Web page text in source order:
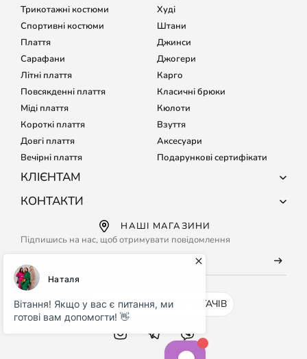
КЛІЄНТАМ
Про компанію
Обмін і повернення
Часті питання
Договір оферти
Умови використання сайту
Бонусна програма
Трикотажні костюми
Спортивні костюми
Плаття
Сарафани
Літні плаття
Повсякденні плаття
Міді плаття
Короткі плаття
Довгі плаття
Вечірні плаття
Худі
Штани
Джинси
Джогери
Карго
Класичні брюки
Кюлоти
Взуття
Аксесуари
Подарункові сертифікати
КОНТАКТИ
+38 (067) 127-68-15
+38 (067) 133-64-80
info@maritel.com.ua
НАШІ МАГАЗИНИ
INSTAGRAM - 500K ЧИТАЧІВ
Підпишись на нас, щоб отримувати повідомлення